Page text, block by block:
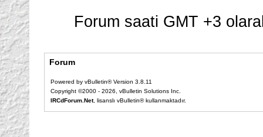
Forum saati GMT +3
Forum
Powered by vBulletin® Version 3.8.11
Copyright ©2000 - 2026, vBulletin Solutions Inc.
IRCdForum.Net, lisanslı vBulletin® kullanmaktadır.